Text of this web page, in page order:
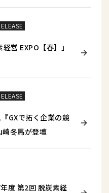
営 EXPO【春】」
GXで拓く企業の競
冬馬が登壇
度 第2回 脱炭素経